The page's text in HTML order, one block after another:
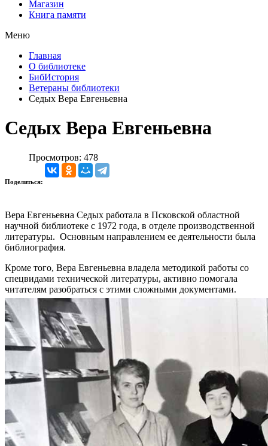
Магазин
Книга памяти
Меню
Главная
О библиотеке
БибИстория
Ветераны библиотеки
Седых Вера Евгеньевна
Седых Вера Евгеньевна
Просмотров: 478
Поделиться:
Вера Евгеньевна Седых работала в Псковской областной
научной библиотеке с 1972 года, в отделе производственной
литературы. Основным направлением ее деятельности была
библиография.
Кроме того, Вера Евгеньевна владела методикой работы со
спецвидами технической литературы, активно помогала
читателям разобраться с этими сложными документами.